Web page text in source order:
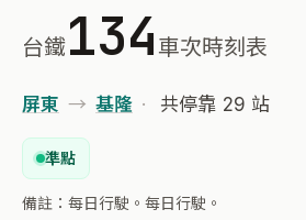
台鐵134 車次時刻表
屏東 → 基隆 · 共停靠 29 站
準點
備註：每日行駛。每日行駛。